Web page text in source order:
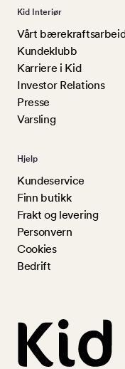
Kid Interiør
Vårt
Kundeklubb
Karriere i Kid
Investor Relations
Presse
Varsling
Hjelp
Kundeservice
Finn butikk
Frakt og levering
Personvern
Cookies
Bedrift